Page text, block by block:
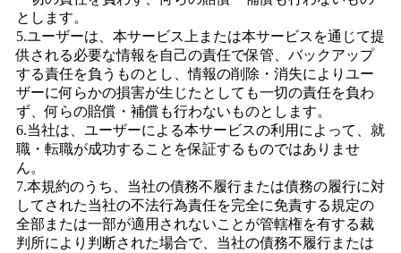
とします。
5.ユーザーは、本サービス上または本サービスを通じて提
供される必要な情報を自己の責任で保管、バックアップ
する責任を負うものとし、情報の削除・消失によりユー
ザーに何らかの損害が生じたとしても一切の責任を負わ
ず、何らの賠償・補償も行わないものとします。
6.当社は、ユーザーによる本サービスの利用によって、就
職・転職が成功することを保証するものではありませ
ん。
7.本規約のうち、当社の債務不履行または債務の履行に対
してされた当社の不法行為責任を完全に免責する規定の
全部または一部が適用されないことが管轄権を有する裁
判所により判断された場合で、当社の債務不履行または